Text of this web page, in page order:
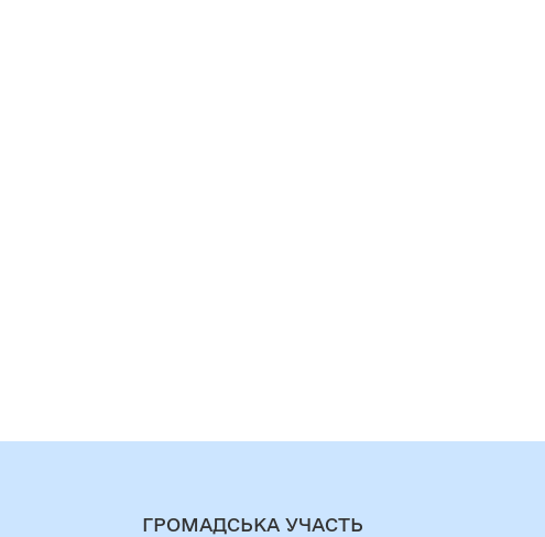
ГРОМАДСЬКА УЧАСТЬ